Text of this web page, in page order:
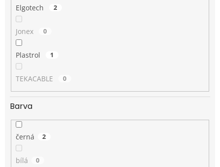
Elgotech 2
Jonex 0
Plastrol 1
TEKACABLE 0
Barva
černá 2
bílá 0